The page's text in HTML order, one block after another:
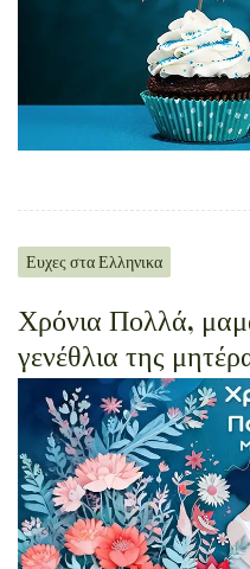
Ευχες στα Ελληνικα
Χρόνια Πολλά,
γενέθλια της